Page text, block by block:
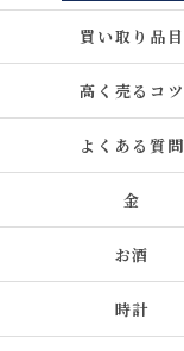
買い取り品目
高く売るコツ
よくある質問
金
お酒
時計